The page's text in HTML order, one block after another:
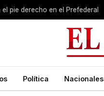
pie derecho en el Prefederal
Política Nacionales